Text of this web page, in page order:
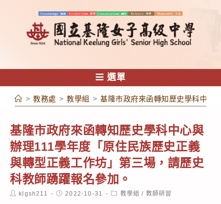
容
選單
> 教務處 > 教學組 > 基隆市政府來函轉知歷史學科中心
基隆市政府來函轉知歷史學科中心與
辦理111學年度「原住民族歷史正義
與轉型正義工作坊」第三場，請歷史
科教師踴躍報名參加。
Postklgsh211
Post2022-10-31
Post教學組 / 教師研習